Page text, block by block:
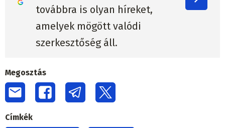
továbbra is olyan híreket,
amelyek mögött valódi
szerkesztőség áll.
Megosztás
Címkék